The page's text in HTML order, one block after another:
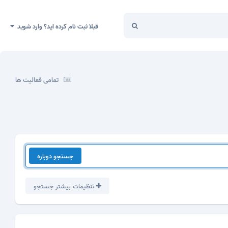
قبلا ثبت نام کرده اید؟ وارد شوید
تمامی فعالیت ها
جستجو دوباره
تنظیمات بیشتر جستجو